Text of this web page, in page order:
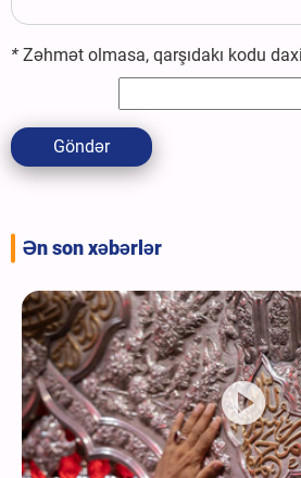
* Zəhmət olmasa, qarşıdakı kodu
Göndər
Ən son xəbərlər